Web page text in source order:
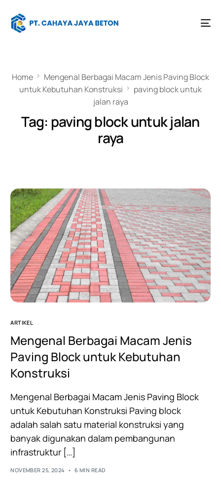
Home
Mengenal Berbagai Macam Jenis Paving Block
untuk Kebutuhan Konstruksi
paving block untuk
jalan raya
Tag: paving block untuk jalan
raya
ARTIKEL
Mengenal Berbagai Macam Jenis
Paving Block untuk Kebutuhan
Konstruksi
Mengenal Berbagai Macam Jenis Paving Block
untuk Kebutuhan Konstruksi Paving block
adalah salah satu material konstruksi yang
banyak digunakan dalam pembangunan
infrastruktur […]
NOVEMBER 25, 2024 6 MIN READ